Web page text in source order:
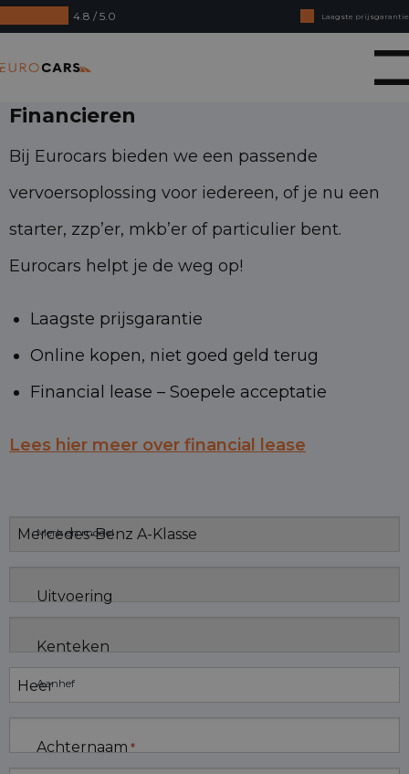
4.8 / 5.0
Laagste prijsgarantie
Online kopen, niet goed geld terug
Financial lease - Soepele acceptatie
Financieren
Bij Eurocars bieden we een passende
vervoersoplossing voor iedereen, of je nu een
starter, zzp’er, mkb’er of particulier bent.
Eurocars helpt je de weg op!
Laagste prijsgarantie
Online kopen, niet goed geld terug
Financial lease – Soepele acceptatie
Lees hier meer over financial lease
Merk en model
Uitvoering
Kenteken
Aanhef
Achternaam *